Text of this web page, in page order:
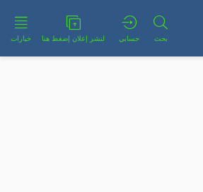
بحث حسابي لنشر إعلان إضغط هنا خيارات